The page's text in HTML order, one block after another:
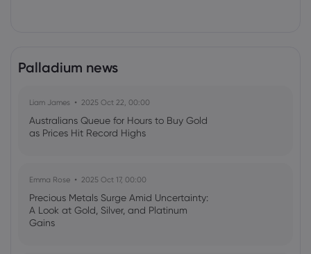
Palladium news
Liam James 2025 Oct 22, 00:00
Australians Queue for Hours to Buy Gold
as Prices Hit Record Highs
Emma Rose 2025 Oct 17, 00:00
Precious Metals Surge Amid Uncertainty:
A Look at Gold, Silver, and Platinum
Gains